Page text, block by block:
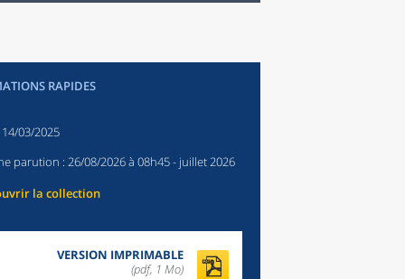
RAPIDES
14/03/2025
parution : 26/08/2026 à 08h45- juillet 2026
la collection
VERSION IMPRIMABLE
(pdf, 1 Mo)